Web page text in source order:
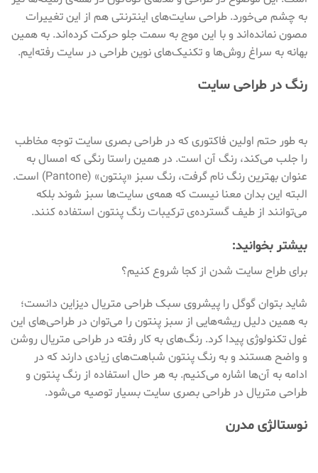
به چشم می‌خورد. طراحی سایت‌های اینترنتی هم از این تغییرات
مصون نمانده‌اند و با این موج به سمت جلو حرکت کرده‌اند. به همین
بهانه به سراغ روش‌ها و تکنیک‌های نوین طراحی در سایت رفته‌ایم.
رنگ در طراحی سایت
به طور حتم اولین فاکتوری که در طراحی بصری سایت توجه مخاطب
را جلب می‌کند، رنگ آن است. در همین راستا رنگی که امسال به
عنوان بهترین رنگ نام گرفت، رنگ سبز «پنتون» (Pantone) است.
البته این بدان معنا نیست که همه‌ی سایت‌ها سبز شوند بلکه
می‌توانند از طیف گسترده‌ی ترکیبات رنگ پنتون استفاده کنند.
بیشتر بخوانید:
برای طراح سایت شدن از کجا شروع کنیم؟
شاید بتوان گوگل را پیشروی سبک طراحی متریال دیزاین دانست؛
به همین دلیل ریشه‌هایی از سبز پنتون را می‌توان در طراحی‌های این
غول تکنولوژی پیدا کرد. رنگ‌های به کار رفته در طراحی متریال روشن
و واضح هستند و به رنگ پنتون شباهت‌های زیادی دارند که در
ادامه به آن‌ها اشاره می‌کنیم. به هر حال استفاده از رنگ پنتون و
طراحی متریال در طراحی بصری سایت بسیار توصیه می‌شود.
نوستالژی مدرن